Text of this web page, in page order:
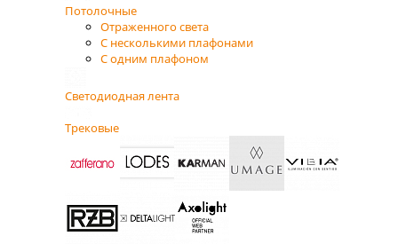
Потолочные
Отраженного света
С несколькими плафонами
С одним плафоном
Светодиодная лента
Трековые